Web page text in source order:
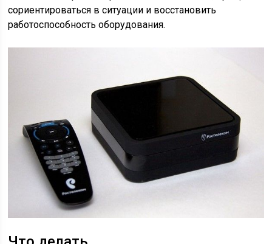
сориентироваться в ситуации и восстановить
работоспособность оборудования.